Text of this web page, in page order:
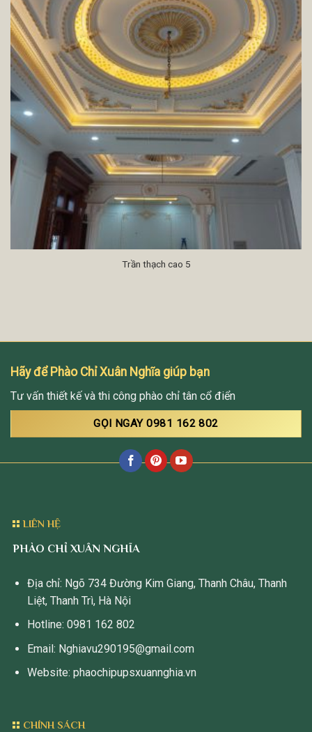
Trần thạch cao 5
Hãy để Phào Chỉ Xuân Nghĩa giúp bạn
Tư vấn thiết kế và thi công phào chỉ tân cổ điển
GỌI NGAY 0981 162 802
LIÊN HỆ
PHÀO CHỈ XUÂN NGHĨA
Địa chỉ: Ngõ 734 Đường Kim Giang, Thanh Châu, Thanh
Liệt, Thanh Trì, Hà Nội
Hotline: 0981 162 802
Email: Nghiavu290195@gmail.com
Website: phaochipupsxuannghia.vn
CHÍNH SÁCH